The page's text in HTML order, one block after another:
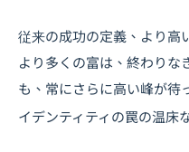
従来の成功の定義、より高
より多くの富は、終わりな
も、常にさらに高い峰が待
イデンティティの罠の温床